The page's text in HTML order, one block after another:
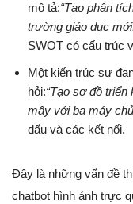
mô tả:“Tạo phân
trường giáo dục
SWOT có cấu trúc
Một kiến trúc sư
hỏi:“Tạo sơ đồ
mây với ba máy
dấu và các kết nối.
Đây là những vấn đề
chatbot hình ảnh trực